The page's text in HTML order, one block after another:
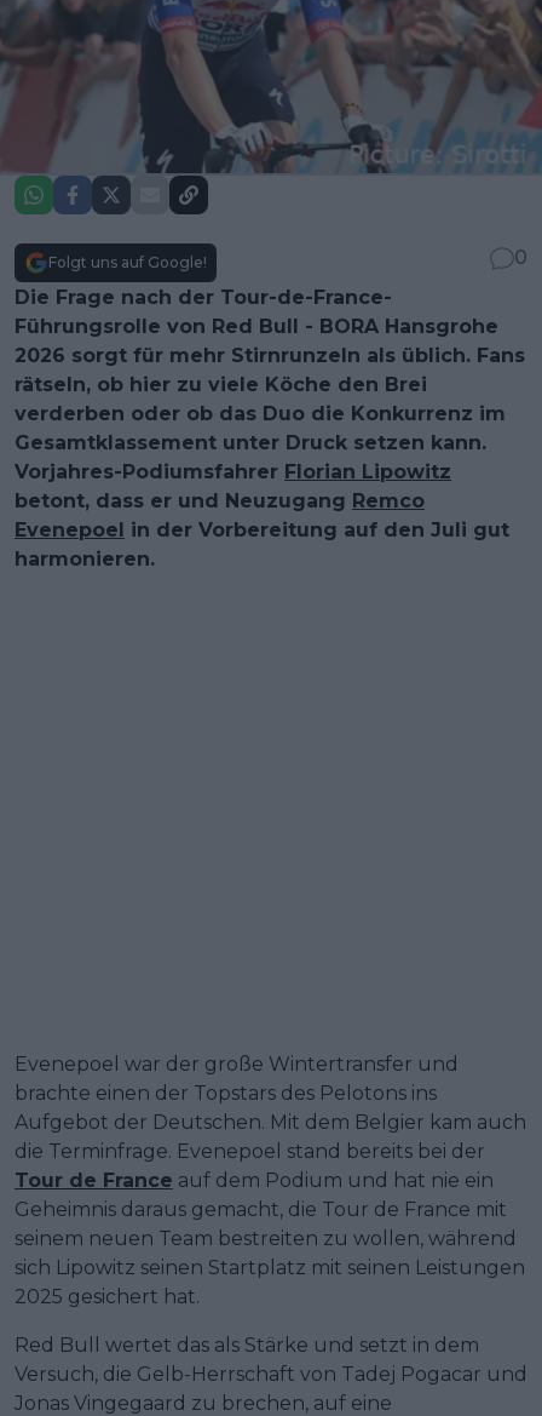
Folgt uns auf Google!
0
Die Frage nach der Tour-de-France-
Führungsrolle von Red Bull - BORA Hansgrohe
2026 sorgt für mehr Stirnrunzeln als üblich. Fans
rätseln, ob hier zu viele Köche den Brei
verderben oder ob das Duo die Konkurrenz im
Gesamtklassement unter Druck setzen kann.
Vorjahres-Podiumsfahrer Florian Lipowitz
betont, dass er und Neuzugang Remco
Evenepoel in der Vorbereitung auf den Juli gut
harmonieren.
Evenepoel war der große Wintertransfer und
brachte einen der Topstars des Pelotons ins
Aufgebot der Deutschen. Mit dem Belgier kam auch
die Terminfrage. Evenepoel stand bereits bei der
Tour de France auf dem Podium und hat nie ein
Geheimnis daraus gemacht, die Tour de France mit
seinem neuen Team bestreiten zu wollen, während
sich Lipowitz seinen Startplatz mit seinen Leistungen
2025 gesichert hat.
Red Bull wertet das als Stärke und setzt in dem
Versuch, die Gelb-Herrschaft von Tadej Pogacar und
Jonas Vingegaard zu brechen, auf eine